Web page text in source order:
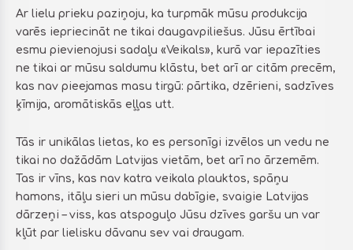
Ar lielu prieku paziņoju, ka turpmāk mūsu produkcija
varēs iepriecināt ne tikai daugavpiliešus. Jūsu ērtībai
esmu pievienojusi sadaļu «Veikals», kurā var iepazīties
ne tikai ar mūsu saldumu klāstu, bet arī ar citām precēm,
kas nav pieejamas masu tirgū: pārtika, dzērieni, sadzīves
ķīmija, aromātiskās eļļas utt.
Tās ir unikālas lietas, ko es personīgi izvēlos un vedu ne
tikai no dažādām Latvijas vietām, bet arī no ārzemēm.
Tas ir vīns, kas nav katra veikala plauktos, spāņu
hamons, itāļu sieri un mūsu dabīgie, svaigie Latvijas
dārzeņi – viss, kas atspoguļo Jūsu dzīves garšu un var
kļūt par lielisku dāvanu sev vai draugam.